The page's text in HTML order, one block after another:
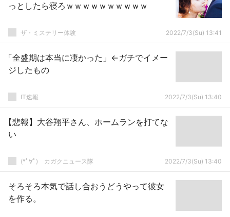
っとしたら寝ろｗｗｗｗｗｗｗｗｗｗ
ザ・ミステリー体験 2022/7/3(Su) 13:41
「全盛期は本当に凄かった」←ガチでイメー
ジしたもの
IT速報 2022/7/3(Su) 13:40
【悲報】大谷翔平さん、ホームランを打てな
い
(*ﾟ∀ﾟ)ゞカガクニュース隊 2022/7/3(Su) 13:40
そろそろ本気で話し合おうどうやって彼女
を作る。